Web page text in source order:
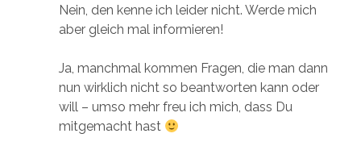
Nein, den kenne ich leider nicht. Werde mich
aber gleich mal informieren!
Ja, manchmal kommen Fragen, die man dann
nun wirklich nicht so beantworten kann oder
will – umso mehr freu ich mich, dass Du
mitgemacht hast